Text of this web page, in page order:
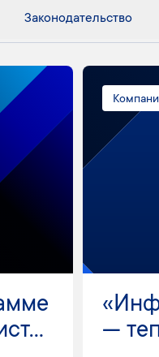
Законодательство
—